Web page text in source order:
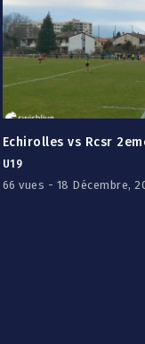
Echirolles vs Rcsr
U19
66 vues - 18 Décembre,